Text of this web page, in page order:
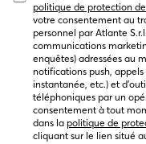
politique de protection
votre consentement au
personnel par Atlante
communications
enquêtes) adressées au
notifications push,
instantanée, etc.) et
téléphoniques par un
consentement à tout
dans la politique de
cliquant sur le lien situé